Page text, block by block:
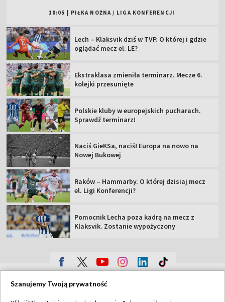
10:05 PIŁKA NOŻNA / LIGA KONFERENCJI
Lech – Klaksvik dziś w TVP. O której i gdzie
oglądać mecz el. LE?
Ekstraklasa zmieniła terminarz. Mecze 6.
kolejki przesunięte
Polskie kluby w europejskich pucharach.
Sprawdź terminarz!
Naciś GieKSa, naciś! Europa na nowo na
Nowej Bukowej
Raków – Hammarby. O której dzisiaj mecz
el. Ligi Konferencji?
Pomocnik Lecha poza kadrą na mecz z
Klaksvik. Zostanie wypożyczony
Szanujemy Twoją prywatność